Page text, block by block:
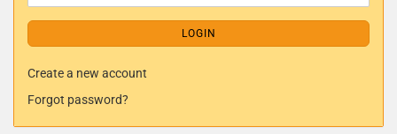
LOGIN
Create a new account
Forgot password?